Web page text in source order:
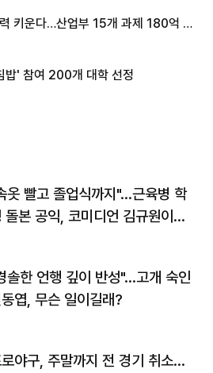
키운다…산업부 15개 과제 180억 지
밥' 참여 200개 대학 선정
옷 빨고 졸업식까지"…근육병 학
돌본 공익, 코미디언 김규원이었
솔한 언행 깊이 반성"…고개 숙인
엽, 무슨 일이길래?
야구, 주말까지 전 경기 취소…